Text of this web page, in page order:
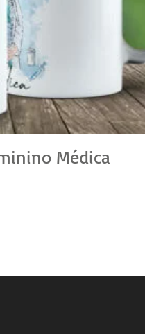
Médica